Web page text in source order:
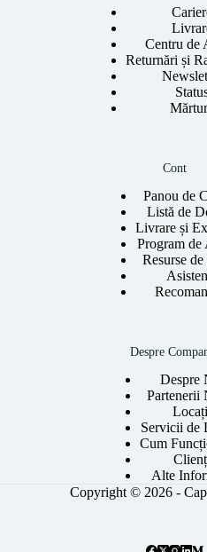
Centru de
Returnări și
Cont
Panou de
Listă de
Livrare și
Program
Resurse
Despre
Despre
Partenerii
Servicii de
Cum
Alte
Copyright © 2026 -